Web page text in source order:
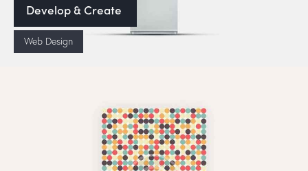
Develop & Create
Web Design